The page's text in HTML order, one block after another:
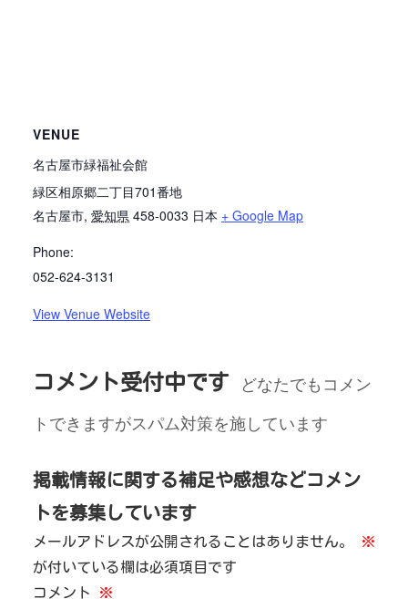
VENUE
名古屋市緑福祉会館
緑区相原郷二丁目701番地
名古屋市, 愛知県 458-0033 日本 + Google Map
Phone:
052-624-3131
View Venue Website
コメント受付中です
どなたでもコメン
トできますがスパム対策を施しています
掲載情報に関する補足や感想などコメン
トを募集しています
メールアドレスが公開されることはありません。
※
が付いている欄は必須項目です
コメント
※